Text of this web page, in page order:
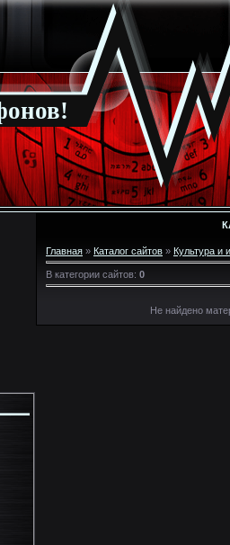
Главная » Каталог сайтов » Культура и
В категории сайтов: 0
Не найдено